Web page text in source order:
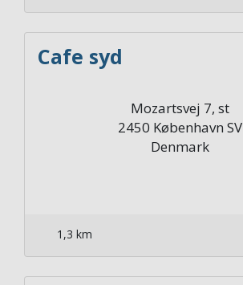
Cafe syd
Mozartsvej 7, st
2450 København SV
Denmark
1,3 km